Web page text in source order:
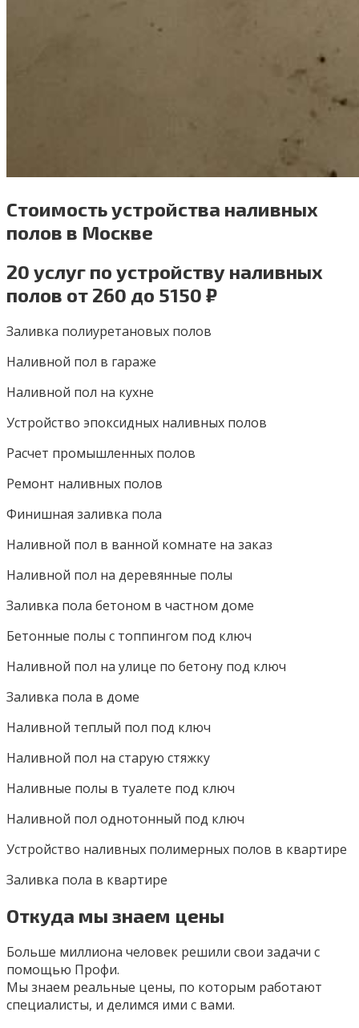
Стоимость устройства наливных
полов в Москве
20 услуг по устройству наливных
полов от 260 до 5150 ₽
Заливка полиуретановых полов
Наливной пол в гараже
Наливной пол на кухне
Устройство эпоксидных наливных полов
Расчет промышленных полов
Ремонт наливных полов
Финишная заливка пола
Наливной пол в ванной комнате на заказ
Наливной пол на деревянные полы
Заливка пола бетоном в частном доме
Бетонные полы с топпингом под ключ
Наливной пол на улице по бетону под ключ
Заливка пола в доме
Наливной теплый пол под ключ
Наливной пол на старую стяжку
Наливные полы в туалете под ключ
Наливной пол однотонный под ключ
Устройство наливных полимерных полов в квартире
Заливка пола в квартире
Откуда мы знаем цены
Больше миллиона человек решили свои задачи с
помощью Профи.
Мы знаем реальные цены, по которым работают
специалисты, и делимся ими с вами.